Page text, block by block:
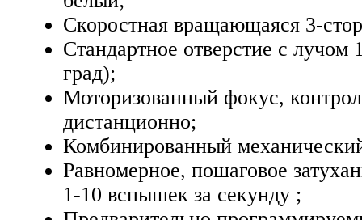
Скоростная вращающаяся 3-
Стандартное отверстие с лучом
град);
Моторизованный фокус,
дистанционно;
Комбинированный
Равномерное, пошаговое
1-10 вспышек за секунду ;